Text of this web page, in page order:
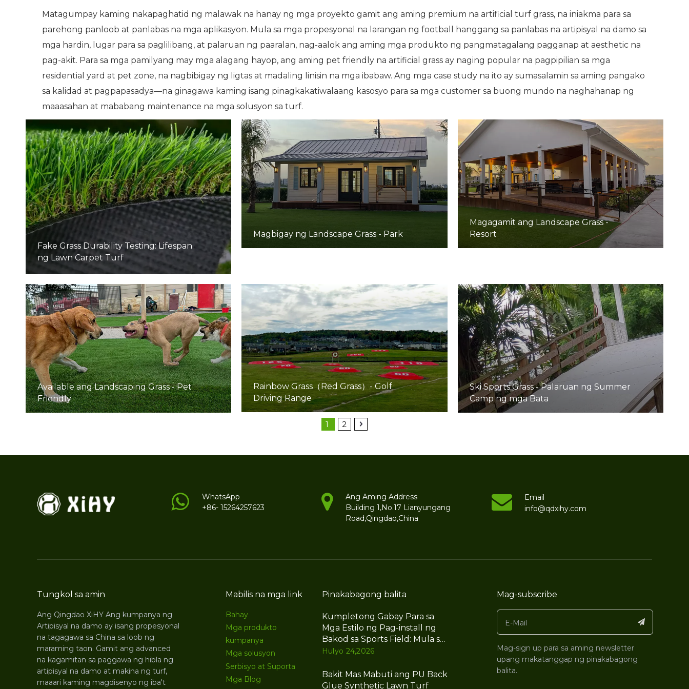
Matagumpay kaming nakapaghatid ng malawak na hanay ng mga proyekto gamit ang aming premium na artificial turf grass, na iniakma para sa
parehong panloob at panlabas na mga aplikasyon. Mula sa mga propesyonal na larangan ng football hanggang sa panlabas na artipisyal na damo sa
mga hardin, lugar para sa paglilibang, at palaruan ng paaralan, nag-aalok ang aming mga produkto ng pangmatagalang pagganap at aesthetic na
pag-akit. Para sa mga pamilyang may mga alagang hayop, ang aming pet friendly na artificial grass ay naging popular na pagpipilian sa mga
residential yard at pet zone, na nagbibigay ng ligtas at madaling linisin na mga ibabaw. Ang mga case study na ito ay sumasalamin sa aming pangako
sa kalidad at pagpapasadya—na ginagawa kaming isang pinagkakatiwalaang kasosyo para sa mga customer sa buong mundo na naghahanap ng
maaasahan at mababang maintenance na mga solusyon sa turf.
Fake Grass Durability Testing: Lifespan
ng Lawn Carpet Turf
Magbigay ng Landscape Grass - Park
Magagamit ang Landscape Grass -
Resort
Available ang Landscaping Grass - Pet
Friendly
Rainbow Grass（Red Grass）- Golf
Driving Range
Ski Sports Grass - Palaruan ng Summer
Camp ng mga Bata
1 2
WhatsApp
+86- 15264257623
Ang Aming Address
Building 1,No.17 Lianyungang
Road,Qingdao,China
Email
info@qdxihy.com
Tungkol sa amin
Ang Qingdao XiHY Ang kumpanya ng
Artipisyal na damo ay isang propesyonal
na tagagawa sa China sa loob ng
maraming taon. Gamit ang advanced
na kagamitan sa paggawa ng hibla ng
artipisyal na damo at makina ng turf,
maaari kaming magdisenyo ng iba't
Mabilis na mga link
Bahay
Mga produkto
kumpanya
Mga solusyon
Serbisyo at Suporta
Mga Blog
Pinakabagong balita
Kumpletong Gabay Para sa
Mga Estilo ng Pag-install ng
Bakod sa Sports Field: Mula sa
Mga Pangunahing Kaalaman
Isang Artikulo na Ito Ang
Kailangan Mo
Hulyo 24,2026
Bakit Mas Mabuti ang PU Back
Glue Synthetic Lawn Turf
Mag-subscribe
Mag-sign up para sa aming newsletter
upang makatanggap ng pinakabagong
balita.